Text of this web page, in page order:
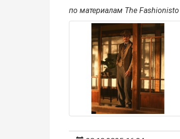
по материалам The Fashionisto